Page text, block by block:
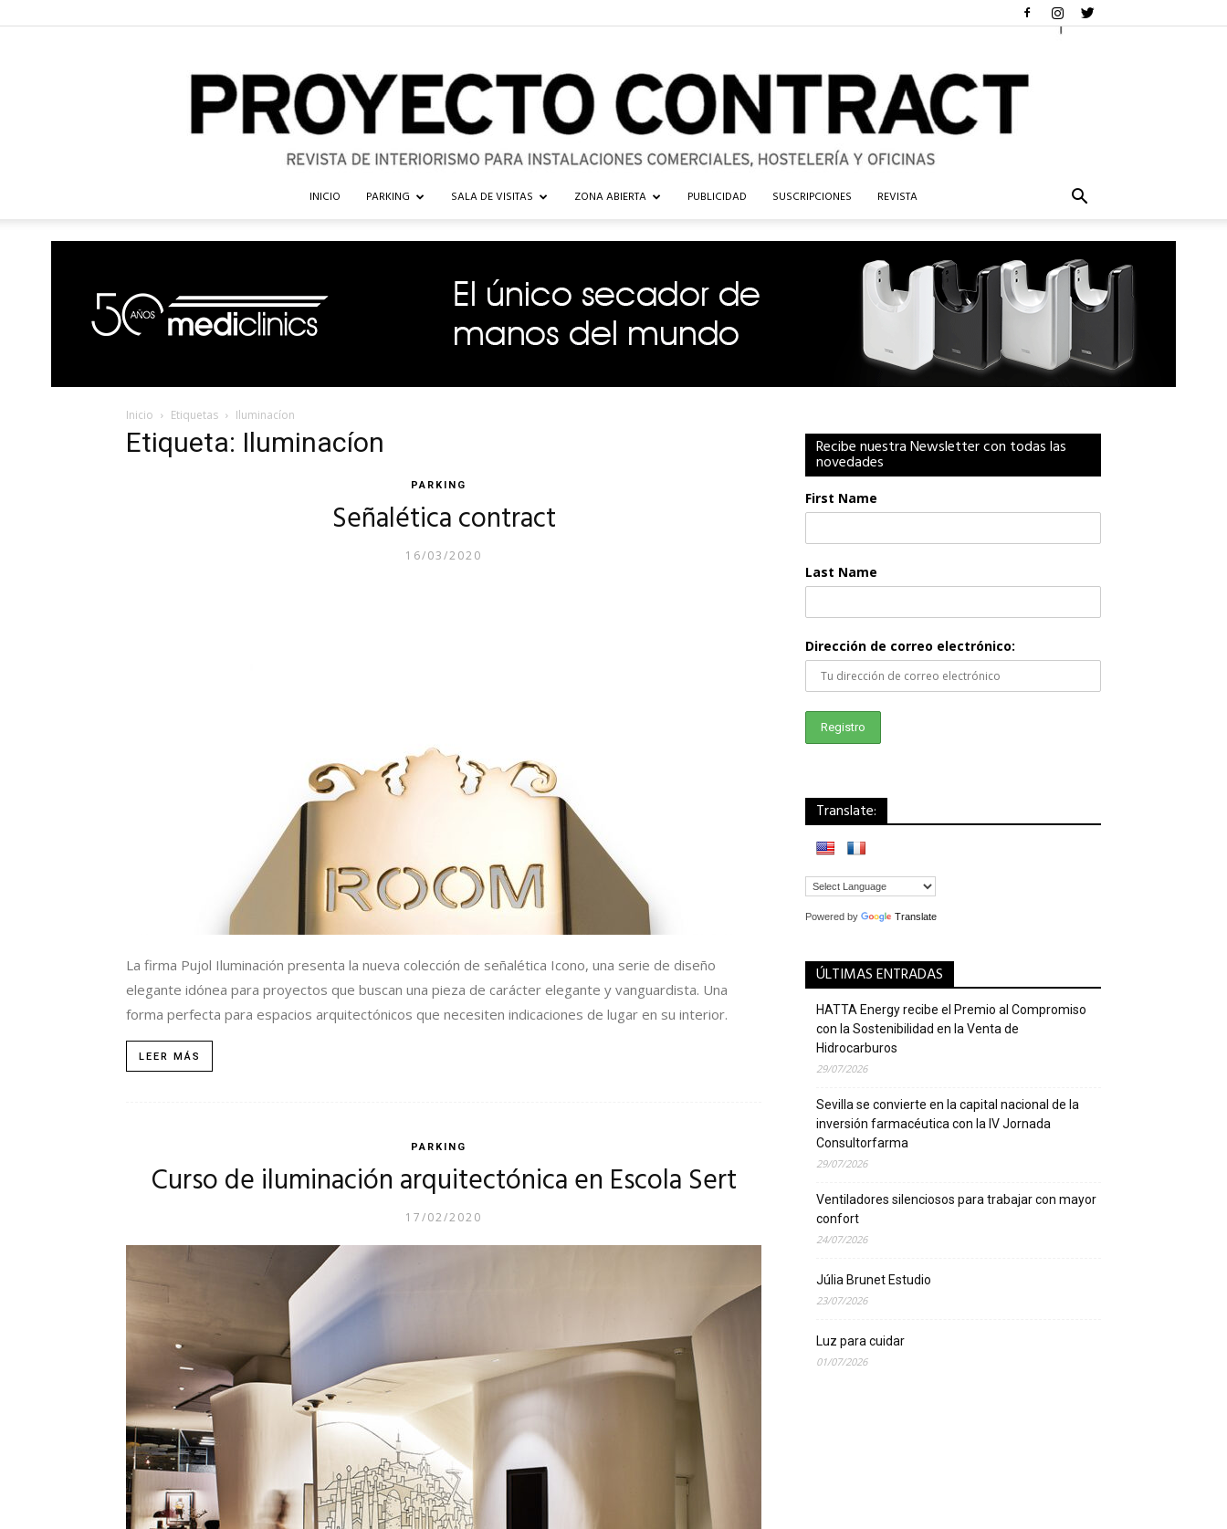
INICIO PARKING SALA DE VISITAS ZONA ABIERTA PUBLICIDAD SUSCRIPCIONES REVISTA
Inicio Etiquetas Iluminacíon
Etiqueta: Iluminacíon
PARKING
Señalética contract
16/03/2020
La firma Pujol Iluminación presenta la nueva colección de señalética Icono, una serie de diseño
elegante idónea para proyectos que buscan una pieza de carácter elegante y vanguardista. Una
forma perfecta para espacios arquitectónicos que necesiten indicaciones de lugar en su interior.
LEER MÁS
PARKING
Curso de iluminación arquitectónica en Escola Sert
17/02/2020
Recibe nuestra Newsletter con todas las
novedades
First Name
Last Name
Dirección de correo electrónico:
Translate:
Powered by Translate
ÚLTIMAS ENTRADAS
HATTA Energy recibe el Premio al Compromiso
con la Sostenibilidad en la Venta de
Hidrocarburos
29/07/2026
Sevilla se convierte en la capital nacional de la
inversión farmacéutica con la IV Jornada
Consultorfarma
29/07/2026
Ventiladores silenciosos para trabajar con mayor
confort
24/07/2026
Júlia Brunet Estudio
23/07/2026
Luz para cuidar
01/07/2026